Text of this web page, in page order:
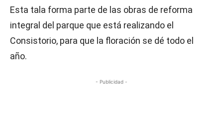
Esta tala forma parte de las obras de reforma
integral del parque que está realizando el
Consistorio, para que la floración se dé todo el
año.
- Publicidad -